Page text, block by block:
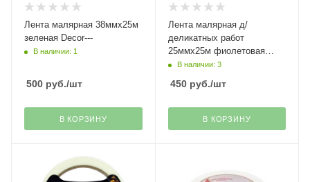
Лента малярная 38ммх25м
зеленая Decor---
В наличии: 1
500 руб./шт
В КОРЗИНУ
Лента малярная д/
деликатных работ
25ммх25м фиолетовая
Decor
В наличии: 3
450руб./шт
В КОРЗИНУ